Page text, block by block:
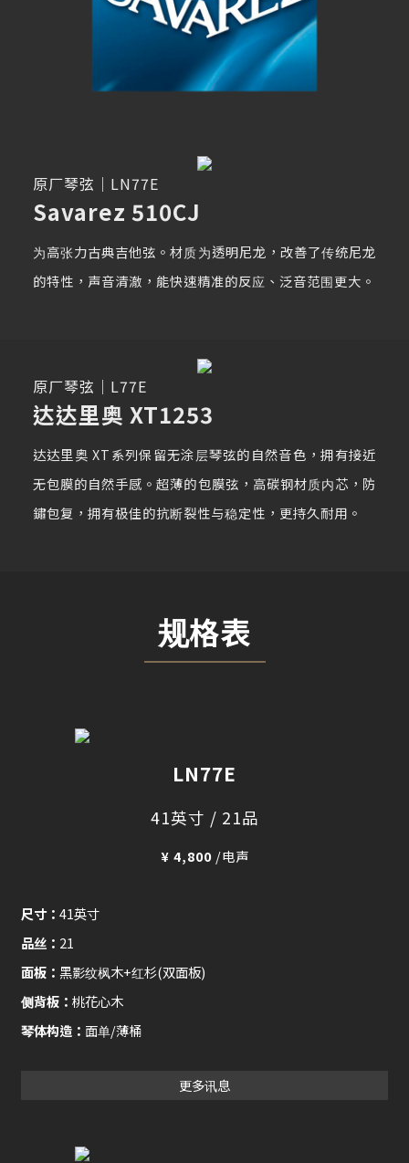
原厂琴弦｜LN77E
Savarez 510CJ
为高张力古典吉他弦。材质为透明尼龙，改善了传统尼龙
的特性，声音清澈，能快速精准的反应、泛音范围更大。
原厂琴弦｜L77E
达达里奥 XT1253
达达里奥 XT系列保留无涂层琴弦的自然音色，拥有接近
无包膜的自然手感。超薄的包膜弦，高碳钢材质内芯，防
鏽包复，拥有极佳的抗断裂性与稳定性，更持久耐用。
规格表
LN77E
41英寸 / 21品
¥ 4,800/电声
尺寸：41英寸
品丝： 21
面板：黑影纹枫木+红杉(双面板)
侧背板：桃花心木
琴体构造： 面单/薄桶
更多讯息